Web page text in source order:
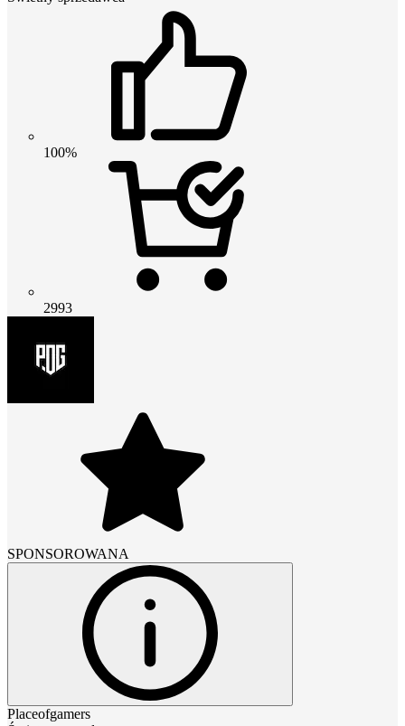
100%
2993
SPONSOROWANA
Placeofgamers